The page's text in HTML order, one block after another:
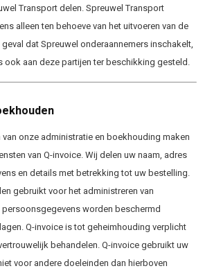
Transport delen. Spreuwel Transport
alleen ten behoeve van het uitvoeren van de
dat Spreuwel onderaannemers inschakelt,
ook aan deze partijen ter beschikking gesteld.
onze administratie en boekhouding maken
van Q-invoice. Wij delen uw naam, adres
en details met betrekking tot uw bestelling.
gebruikt voor het administreren van
worden beschermd
Q-invoice is tot geheimhouding verplicht
behandelen. Q-invoice gebruikt uw
voor andere doeleinden dan hierboven